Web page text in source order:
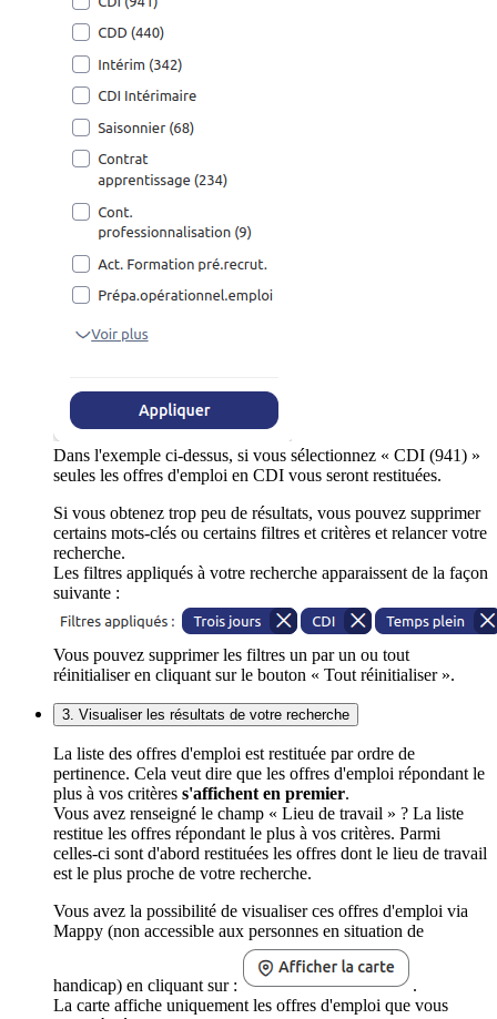
Dans l'exemple ci-dessus, si vous sélectionnez « CDI (941) »
seules les offres d'emploi en CDI vous seront restituées.
Si vous obtenez trop peu de résultats, vous pouvez supprimer
certains mots-clés ou certains filtres et critères et relancer votre
recherche.
Les filtres appliqués à votre recherche apparaissent de la façon
suivante :
Vous pouvez supprimer les filtres un par un ou tout
réinitialiser en cliquant sur le bouton « Tout réinitialiser ».
3. Visualiser les résultats de votre recherche
La liste des offres d'emploi est restituée par ordre de
pertinence. Cela veut dire que les offres d'emploi répondant le
plus à vos critères s'affichent en premier.
Vous avez renseigné le champ « Lieu de travail » ? La liste
restitue les offres répondant le plus à vos critères. Parmi
celles-ci sont d'abord restituées les offres dont le lieu de travail
est le plus proche de votre recherche.
Vous avez la possibilité de visualiser ces offres d'emploi via
Mappy (non accessible aux personnes en situation de
handicap) en cliquant sur :
.
La carte affiche uniquement les offres d'emploi que vous